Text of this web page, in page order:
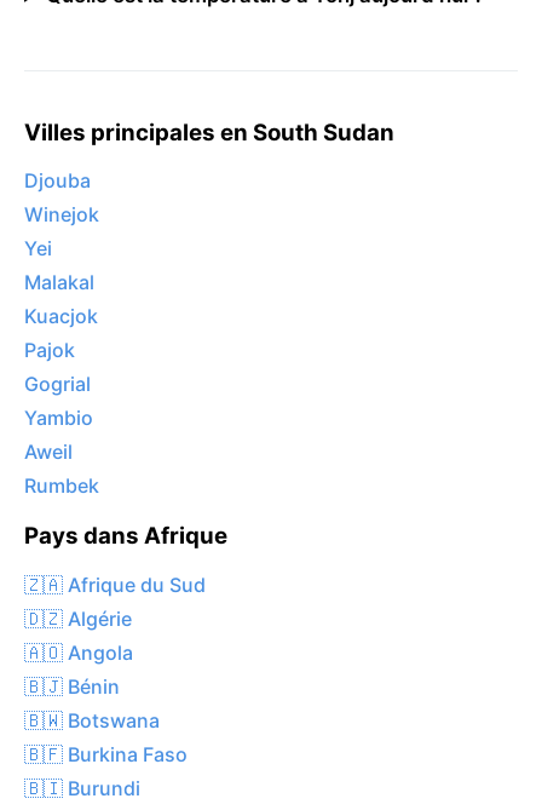
Villes principales en South Sudan
Djouba
Winejok
Yei
Malakal
Kuacjok
Pajok
Gogrial
Yambio
Aweil
Rumbek
Pays dans Afrique
🇿🇦 Afrique du Sud
🇩🇿 Algérie
🇦🇴 Angola
🇧🇯 Bénin
🇧🇼 Botswana
🇧🇫 Burkina Faso
🇧🇮 Burundi